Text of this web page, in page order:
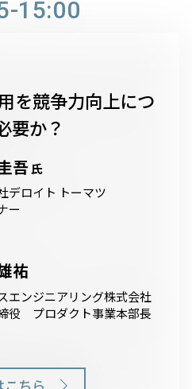
15:00
を競争力向上につ
要か？
吾 氏
デロイト トーマツ
ー
祐
エンジニアリング株式会社
役 プロダクト事業本部長